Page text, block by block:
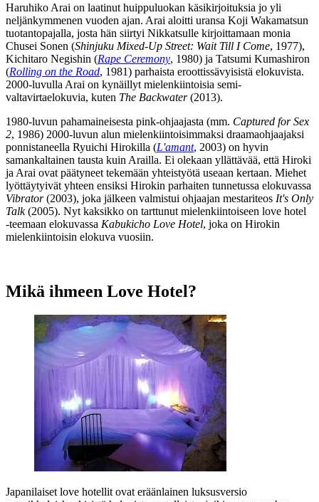
Haruhiko Arai on laatinut huippuluokan käsikirjoituksia jo yli
neljänkymmenen vuoden ajan. Arai aloitti uransa Koji Wakamatsun
tuotantopajalla, josta hän siirtyi Nikkatsulle kirjoittamaan monia
Chusei Sonen (Shinjuku Mixed‑Up Street: Wait Till I Come, 1977),
Kichitaro Negishin (Rape Ceremony, 1980) ja Tatsumi Kumashiron
(Rolling on the Road, 1981) parhaista eroottissävyisistä elokuvista.
2000‑luvulla Arai on kynäillyt mielenkiintoisia semi-
valtavirtaelokuvia, kuten The Backwater(2013).
1980‑luvun pahamaineisesta pink-ohjaajasta (mm. Captured for Sex
2, 1986) 2000‑luvun alun mielenkiintoisimmaksi draamaohjaajaksi
ponnistaneella Ryuichi Hirokilla (L'amant, 2003) on hyvin
samankaltainen tausta kuin Arailla. Ei olekaan yllättävää, että Hiroki
ja Arai ovat päätyneet tekemään yhteistyötä useaan kertaan. Miehet
lyöttäytyivät yhteen ensiksi Hirokin parhaiten tunnetussa elokuvassa
Vibrator(2003), joka jälkeen valmistui ohjaajan mestariteos It's Only
Talk(2005). Nyt kaksikko on tarttunut mielenkiintoiseen love hotel
‑teemaan elokuvassa Kabukicho Love Hotel, joka on Hirokin
mielenkiintoisin elokuva vuosiin.
Mikä ihmeen Love Hotel?
Japanilaiset love hotellit ovat eräänlainen luksusversio